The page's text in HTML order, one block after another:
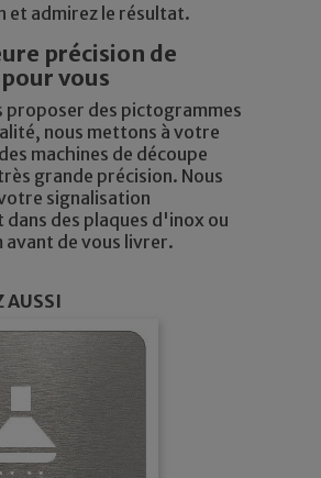
et admirez le résultat.
précision de
vous
proposer des pictogrammes
nous mettons à votre
machines de découpe
grande précision. Nous
signalisation
des plaques d'inox ou
avant de vous livrer.
AUSSI